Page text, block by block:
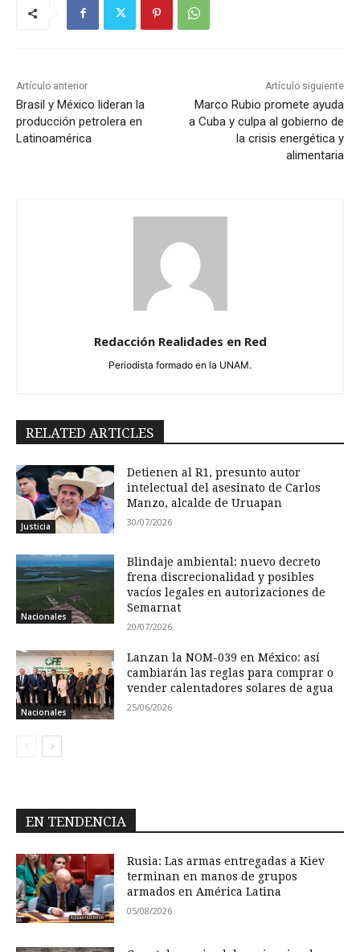
Artículo anterior
Brasil y México lideran la
producción petrolera en
Latinoamérica
Artículo siguiente
Marco Rubio promete ayuda
a Cuba y culpa al gobierno de
la crisis energética y
alimentaria
Redacción Realidades en Red
Periodista formado en la UNAM.
RELATED ARTICLES
Justicia
Detienen al R1, presunto autor
intelectual del asesinato de Carlos
Manzo, alcalde de Uruapan
30/07/2026
Nacionales
Blindaje ambiental: nuevo decreto
frena discrecionalidad y posibles
vacíos legales en autorizaciones de
Semarnat
20/07/2026
Nacionales
Lanzan la NOM-039 en México: así
cambiarán las reglas para comprar o
vender calentadores solares de agua
25/06/2026
EN TENDENCIA
Rusia: Las armas entregadas a Kiev
terminan en manos de grupos
armados en América Latina
05/08/2026